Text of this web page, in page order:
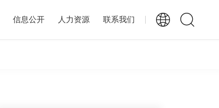
信息公开 人力资源 联系我们